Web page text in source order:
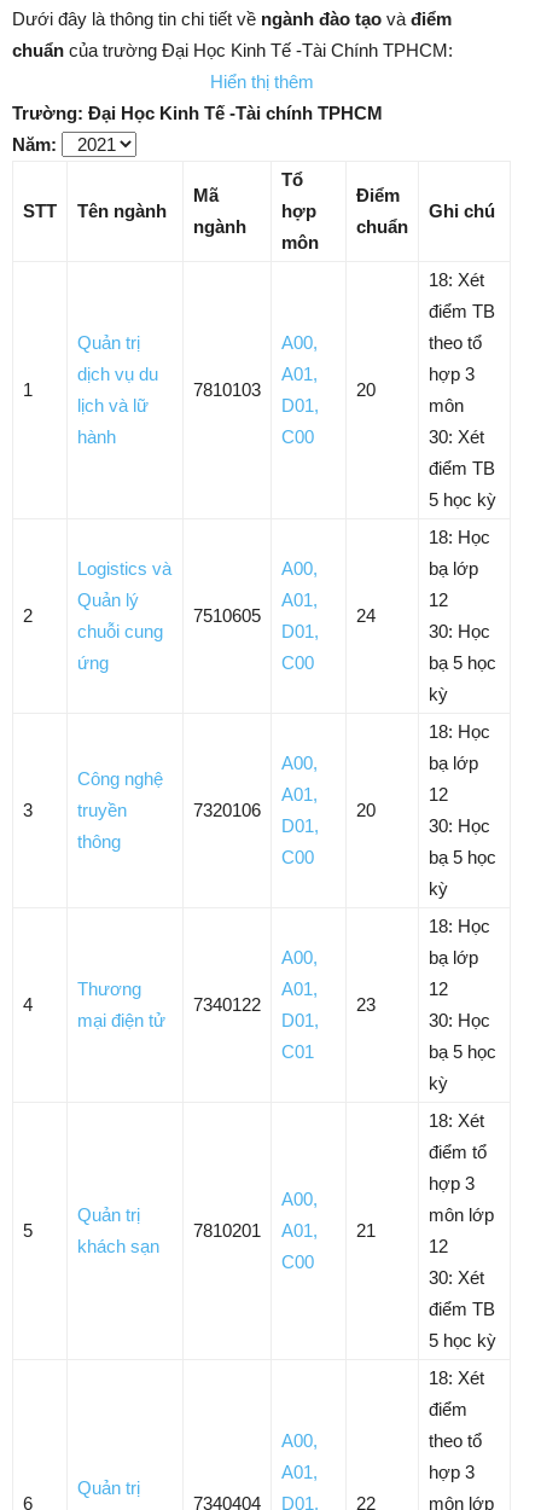
Dưới đây là thông tin chi tiết về ngành đào tạo và điểm
chuẩn của trường Đại Học Kinh Tế -Tài Chính TPHCM:
Hiển thị thêm
Trường: Đại Học Kinh Tế -Tài chính TPHCM
Năm:
STT Tên ngành
Mã
ngành
Tổ
hợp
môn
Điểm
chuẩn
Ghi chú
1
Quản trị
dịch vụ du
lịch và lữ
hành
7810103
A00,
A01,
D01,
C00
20
18: Xét
điểm TB
theo tổ
hợp 3
môn
30: Xét
điểm TB
5 học kỳ
2
Logistics và
Quản lý
chuỗi cung
ứng
7510605
A00,
A01,
D01,
C00
24
18: Học
bạ lớp
12
30: Học
bạ 5 học
kỳ
3
Công nghệ
truyền
thông
7320106
A00,
A01,
D01,
C00
20
18: Học
bạ lớp
12
30: Học
bạ 5 học
kỳ
4
Thương
mại điện tử
7340122
A00,
A01,
D01,
C01
23
18: Học
bạ lớp
12
30: Học
bạ 5 học
kỳ
5
Quản trị
khách sạn
7810201
A00,
A01,
C00
21
18: Xét
điểm tổ
hợp 3
môn lớp
12
30: Xét
điểm TB
5 học kỳ
6
Quản trị
7340404
A00,
A01,
D01, 22
18: Xét
điểm
theo tổ
hợp 3
môn lớp